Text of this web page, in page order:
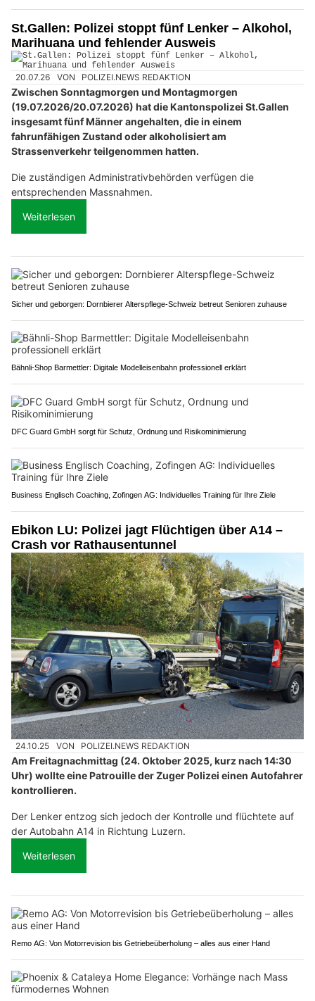
St.Gallen: Polizei stoppt fünf Lenker – Alkohol,
Marihuana und fehlender Ausweis
20.07.26 VON POLIZEI.NEWS REDAKTION
Zwischen Sonntagmorgen und Montagmorgen
(19.07.2026/20.07.2026) hat die Kantonspolizei St.Gallen
insgesamt fünf Männer angehalten, die in einem
fahrunfähigen Zustand oder alkoholisiert am
Strassenverkehr teilgenommen hatten.
Die zuständigen Administrativbehörden verfügen die
entsprechenden Massnahmen.
Weiterlesen
Sicher und geborgen: Dornbierer Alterspflege-Schweiz betreut Senioren zuhause
Bähnli-Shop Barmettler: Digitale Modelleisenbahn professionell erklärt
DFC Guard GmbH sorgt für Schutz, Ordnung und Risikominimierung
Business Englisch Coaching, Zofingen AG: Individuelles Training für Ihre Ziele
Ebikon LU: Polizei jagt Flüchtigen über A14 –
Crash vor Rathausentunnel
24.10.25 VON POLIZEI.NEWS REDAKTION
Am Freitagnachmittag (24. Oktober 2025, kurz nach 14:30
Uhr) wollte eine Patrouille der Zuger Polizei einen Autofahrer
kontrollieren.
Der Lenker entzog sich jedoch der Kontrolle und flüchtete auf
der Autobahn A14 in Richtung Luzern.
Weiterlesen
Remo AG: Von Motorrevision bis Getriebeüberholung – alles aus einer Hand